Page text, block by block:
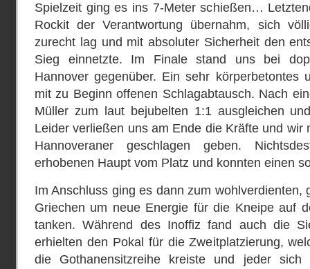
Spielzeit ging es ins 7-Meter schießen…
Rockit der Verantwortung übernahm, sich
zurecht lag und mit absoluter Sicherheit den
Sieg einnetzte. Im Finale stand uns bei
Hannover gegenüber. Ein sehr körperbetontes
mit zu Beginn offenen Schlagabtausch. Nach
Müller zum laut bejubelten 1:1 ausgleichen
Leider verließen uns am Ende die Kräfte und wir
Hannoveraner geschlagen geben.
erhobenen Haupt vom Platz und konnten einen
Im Anschluss ging es dann zum wohlverdienten,
Griechen um neue Energie für die Kneipe auf
tanken. Während des Inoffiz fand auch die
erhielten den Pokal für die Zweitplatzierung,
die Gothanensitzreihe kreiste und jeder sich